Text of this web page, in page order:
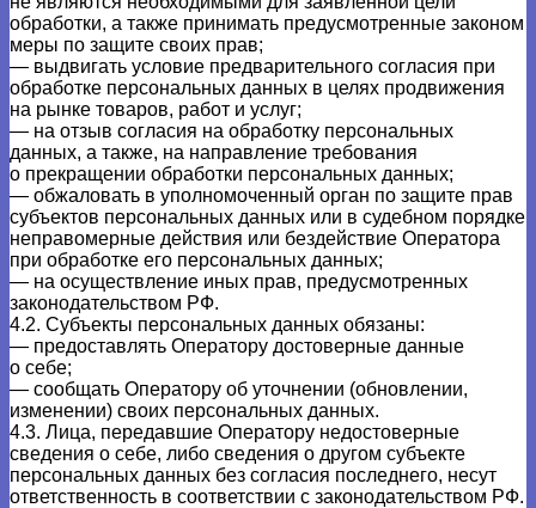
обработки, а также принимать предусмотренные законом
меры по защите своих прав;
— выдвигать условие предварительного согласия при
обработке персональных данных в целях продвижения
на рынке товаров, работ и услуг;
— на отзыв согласия на обработку персональных
данных, а также, на направление требования
о прекращении обработки персональных данных;
— обжаловать в уполномоченный орган по защите прав
субъектов персональных данных или в судебном порядке
неправомерные действия или бездействие Оператора
при обработке его персональных данных;
— на осуществление иных прав, предусмотренных
законодательством РФ.
4.2. Субъекты персональных данных обязаны:
— предоставлять Оператору достоверные данные
о себе;
— сообщать Оператору об уточнении (обновлении,
изменении) своих персональных данных.
4.3. Лица, передавшие Оператору недостоверные
сведения о себе, либо сведения о другом субъекте
персональных данных без согласия последнего, несут
ответственность в соответствии с законодательством РФ.